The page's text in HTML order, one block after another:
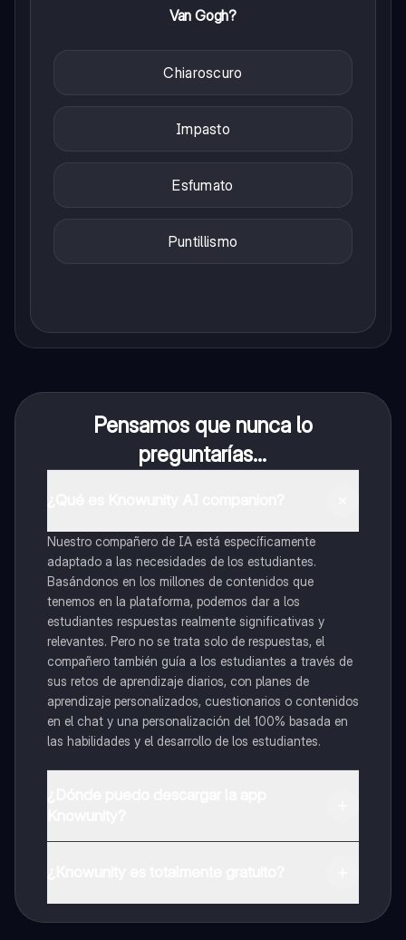
Van Gogh?
Chiaroscuro
Impasto
Esfumato
Puntillismo
Pensamos que nunca lo
preguntarías...
Nuestro compañero de IA está específicamente
adaptado a las necesidades de los estudiantes.
Basándonos en los millones de contenidos que
tenemos en la plataforma, podemos dar a los
estudiantes respuestas realmente significativas y
relevantes. Pero no se trata solo de respuestas, el
compañero también guía a los estudiantes a través de
sus retos de aprendizaje diarios, con planes de
aprendizaje personalizados, cuestionarios o contenidos
en el chat y una personalización del 100% basada en
las habilidades y el desarrollo de los estudiantes.